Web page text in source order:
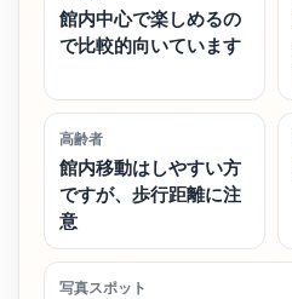
館内中心で楽しめるの
で比較的向いています
高齢者
館内移動はしやすい方
ですが、歩行距離に注
意
写真スポット